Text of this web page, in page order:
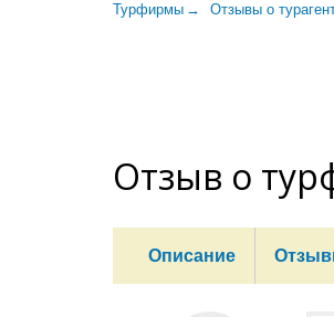
Турфирмы Отзывы о
Отзыв о
Описание